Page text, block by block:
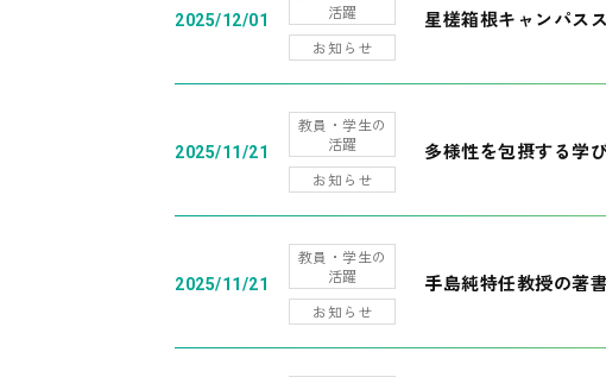
2025/12/01
活躍
お知らせ
星槎箱根キャンパス
2025/11/21
教員・学生の
活躍
お知らせ
多様性を包摂する学
2025/11/21
教員・学生の
活躍
お知らせ
手島純特任教授の著